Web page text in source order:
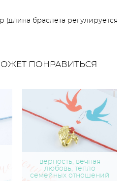
(длина браслета регулируется
ПОНРАВИТЬСЯ
верность, вечная
любовь, тепло
семейных отношений